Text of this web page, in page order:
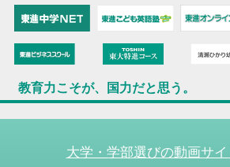
教育力こそが、国力だと思う。
大学・学部選びの動画サ